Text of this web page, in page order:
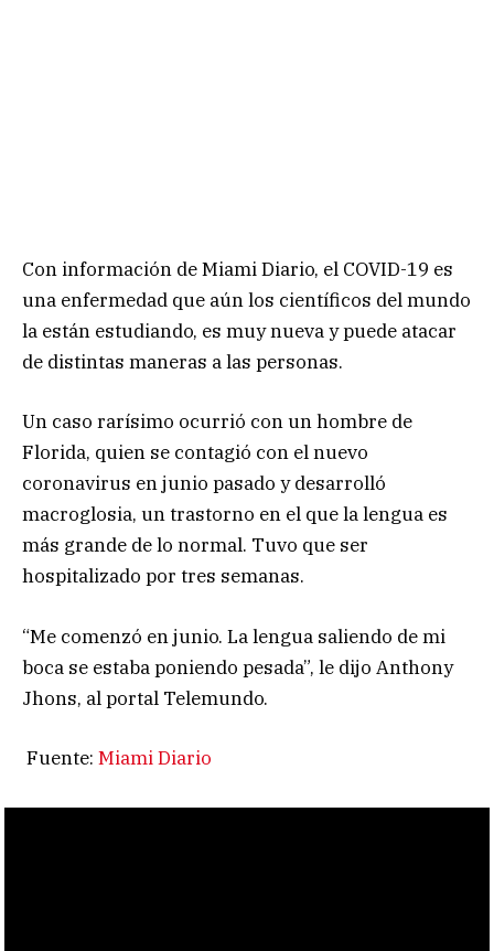
Con información de Miami Diario, el COVID-19 es
una enfermedad que aún los científicos del mundo
la están estudiando, es muy nueva y puede atacar
de distintas maneras a las personas.
Un caso rarísimo ocurrió con un hombre de
Florida, quien se contagió con el nuevo
coronavirus en junio pasado y desarrolló
macroglosia, un trastorno en el que la lengua es
más grande de lo normal. Tuvo que ser
hospitalizado por tres semanas.
“Me comenzó en junio. La lengua saliendo de mi
boca se estaba poniendo pesada”, le dijo Anthony
Jhons, al portal Telemundo.
Fuente: Miami Diario